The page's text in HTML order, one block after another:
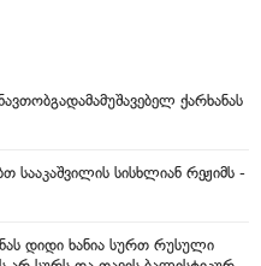
ქარხანას
სააკაშვილის სისხლიან რეჟიმს -
დიდი ხანია სურთ რუსული